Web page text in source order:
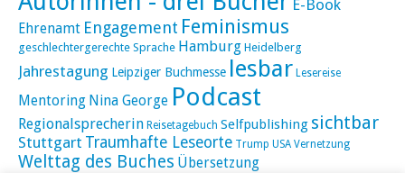
E-Book
Ehrenamt Engagement Feminismus
geschlechtergerechte Sprache Hamburg Heidelberg
Jahrestagung Leipziger Buchmesse lesbar Lesereise
Mentoring Nina George Podcast
Regionalsprecherin Reisetagebuch Selfpublishing sichtbar
Stuttgart Traumhafte Leseorte Trump USA Vernetzung
Welttag des Buches Übersetzung